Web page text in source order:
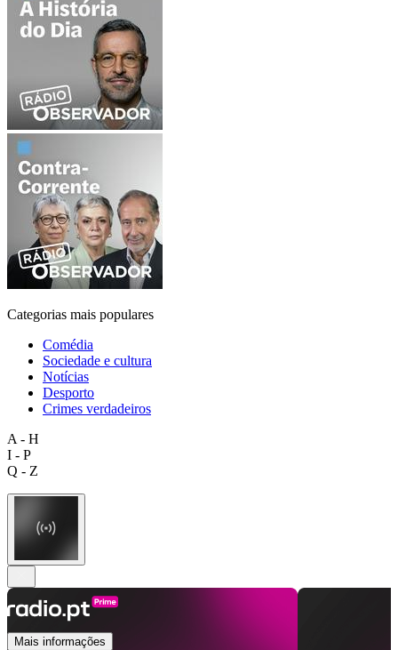
Categorias mais populares
Comédia
Sociedade e cultura
Notícias
Desporto
Crimes verdadeiros
A - H
I - P
Q - Z
Mais informações